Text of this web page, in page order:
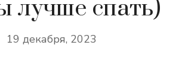
лучше спать)
19 декабря, 2023